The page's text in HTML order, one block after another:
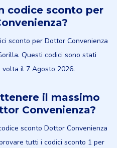
codice sconto per
sconto per Dottor Convenienza
Questi codici sono stati
il 7 Agosto 2026.
il massimo
Convenienza?
sconto Dottor Convenienza
tutti i codici sconto 1 per